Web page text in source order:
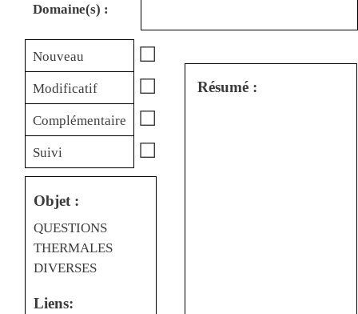
Domaine(s) :
Nouveau ☐
Modificatif ☐
Complémentaire ☐
Suivi ☐
Objet :
QUESTIONS
THERMALES
DIVERSES
Liens:
Résumé :